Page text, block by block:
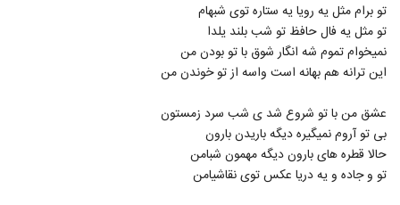
366
دانلود آهنگ گل مارالیم از آکای بند
۸۰۰ بازدید
367 همراه متن ترانه
۶۹۵ بازدید
368
موزیک زیبای آشنای غریب از کیان بابان زاده
۵۷۹ بازدید
تو برام مثل یه رویا یه ستاره توی شبهام
تو مثل یه فال حافظ تو شب بلند یلدا
نمیخوام تموم شه انگار شوق با تو بودن من
این ترانه هم بهانه است واسه از تو خوندن من
عشق من با تو شروع شد ی شب سرد زمستون
بی تو آروم نمیگیره دیگه باریدن بارون
حالا قطره های بارون دیگه مهمون شبامن
تو و جاده و یه دریا عکس توی نقاشیامن